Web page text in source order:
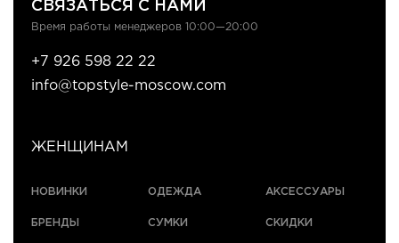
ЖЕНЩИНАМ
НОВИНКИ
БРЕНДЫ
ОДЕЖДА
СУМКИ
АКСЕССУАРЫ
СКИДКИ
СВЯЗАТЬСЯ С НАМИ
Время работы менеджеров 10:00—20:00
+7 926 598 22 22
info@topstyle-moscow.com